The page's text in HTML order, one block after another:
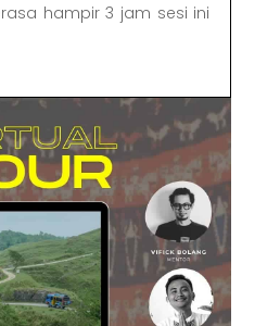
hampir 3 jam sesi ini